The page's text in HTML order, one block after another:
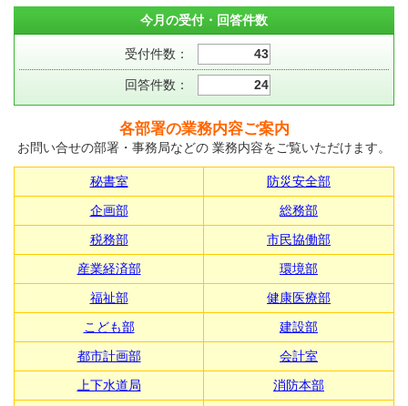
今月の受付・回答件数
受付件数： 43
回答件数： 24
各部署の業務内容ご案内
お問い合せの部署・事務局などの 業務内容をご覧いただけます。
秘書室
防災安全部
企画部
総務部
税務部
市民協働部
産業経済部
環境部
福祉部
健康医療部
こども部
建設部
都市計画部
会計室
上下水道局
消防本部